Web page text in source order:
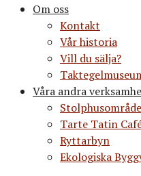
Om oss
Kontakt
Vår historia
Vill du sälja?
Våra andra
Tarte Tatin
Ryttarbyn
Ekologiska